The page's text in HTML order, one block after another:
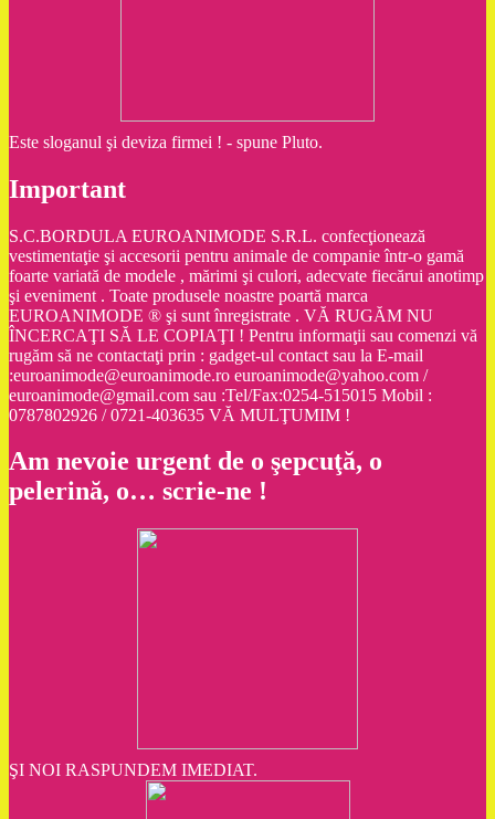
Este sloganul şi deviza firmei ! - spune Pluto.
Important
S.C.BORDULA EUROANIMODE S.R.L. confecţionează
vestimentaţie şi accesorii pentru animale de companie într-o gamă
foarte variată de modele , mărimi şi culori, adecvate fiecărui anotimp
şi eveniment . Toate produsele noastre poartă marca
EUROANIMODE ® şi sunt înregistrate . VĂ RUGĂM NU
ÎNCERCAŢI SĂ LE COPIAŢI ! Pentru informaţii sau comenzi vă
rugăm să ne contactaţi prin : gadget-ul contact sau la E-mail
:euroanimode@euroanimode.ro euroanimode@yahoo.com /
euroanimode@gmail.com sau :Tel/Fax:0254-515015 Mobil :
0787802926 / 0721-403635 VĂ MULŢUMIM !
Am nevoie urgent de o şepcuţă, o
pelerină, o… scrie-ne !
ŞI NOI RASPUNDEM IMEDIAT.